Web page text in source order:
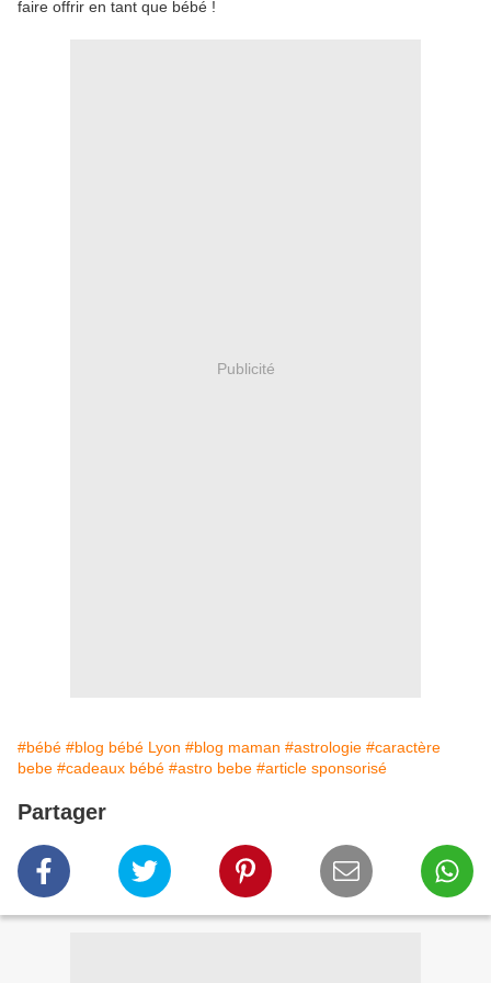
faire offrir en tant que bébé !
Publicité
#bébé #blog bébé Lyon #blog maman #astrologie #caractère
bebe #cadeaux bébé #astro bebe #article sponsorisé
Partager